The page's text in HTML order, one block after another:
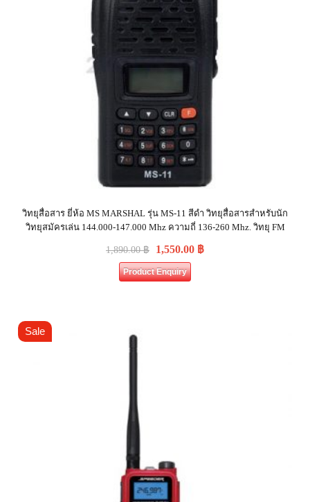
วิทยุสื่อสาร ยี่ห้อ MS MARSHAL รุ่น MS-11 สีดำ วิทยุสื่อสารสำหรับนัก
วิทยุสมัครเล่น 144.000-147.000 Mhz ความถี่ 136-260 Mhz. วิทยุ FM
1,890.00฿ 1,550.00 ฿
Product Enquiry
Sale